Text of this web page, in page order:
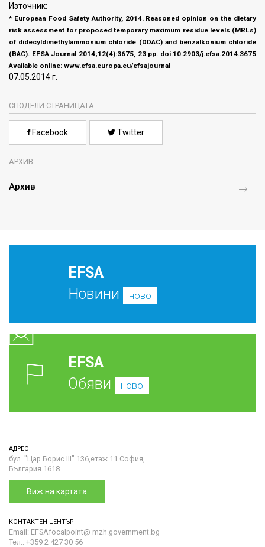
Източник:
* European Food Safety Authority, 2014. Reasoned opinion on the dietary
risk assessment for proposed temporary maximum residue levels (MRLs)
of didecyldimethylammonium chloride (DDAC) and benzalkonium chloride
(BAC). EFSA Journal 2014;12(4):3675, 23 pp. doi:10.2903/j.efsa.2014.3675
Available online: www.efsa.europa.eu/efsajournal
07.05.2014 г.
СПОДЕЛИ СТРАНИЦАТА
Facebook Twitter
АРХИВ
Архив
EFSA
Новини
ново
EFSA
Обяви
ново
АДРЕС
бул. "Цар Борис III" 136,етаж 11 София,
България 1618
Виж на картата
КОНТАКТЕН ЦЕНТЪР
Email: EFSAfocalpoint@ mzh.government.bg
Тел.: +359 2 427 30 56